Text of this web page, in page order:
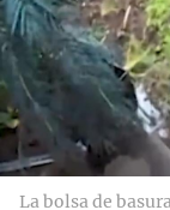
La bolsa de